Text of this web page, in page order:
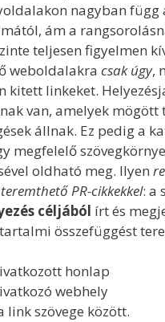
nagyban függ
ám a
teljesen figyelmen
weboldalakra csak úgy,
kitett linkeket.
van, amelyek
állnak. Ez pedig a
megfelelő
oldható meg. Ilyen
PR-cikkekkel: a
céljából írt és
összefüggést
honlap
webhely
link szövege között.